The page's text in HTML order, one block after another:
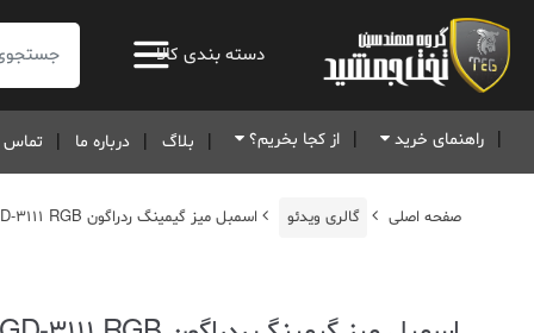
دسته بندی کالا
جستجو:
راهنمای خرید از کجا بخریم؟ بلاگ درباره ما تماس
صفحه اصلی گالری ویدئو اسمبل میز گیمینگ ردراگون GD-3111 RGB